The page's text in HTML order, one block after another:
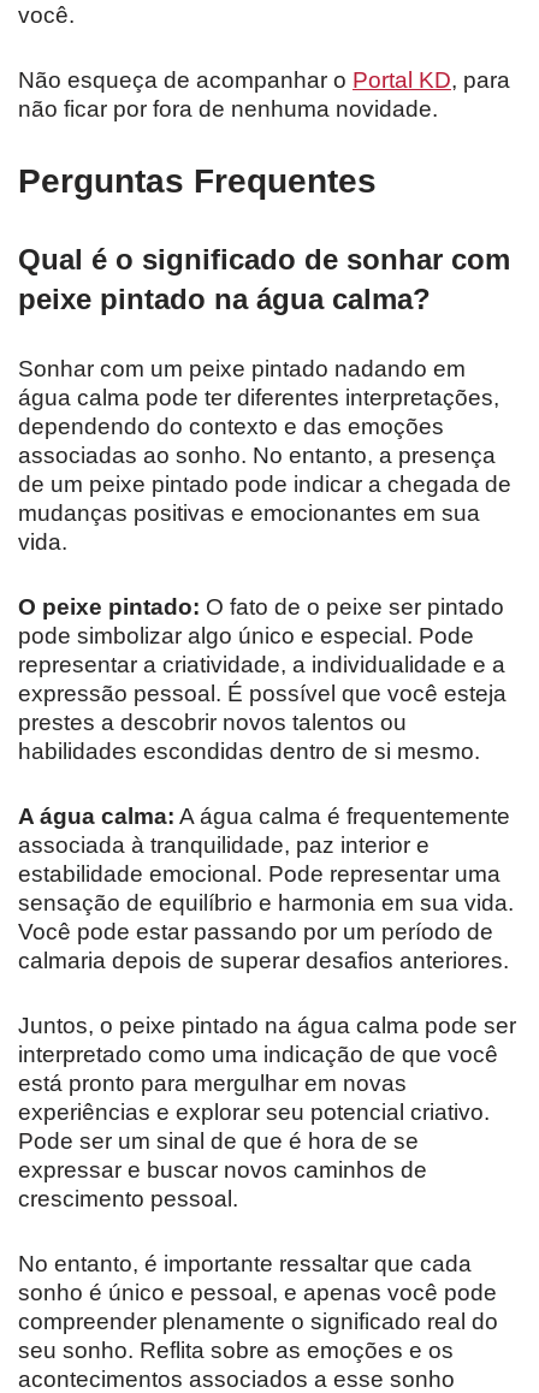
você.
Não esqueça de acompanhar o Portal KD, para
não ficar por fora de nenhuma novidade.
Perguntas Frequentes
Qual é o significado de sonhar com
peixe pintado na água calma?
Sonhar com um peixe pintado nadando em
água calma pode ter diferentes interpretações,
dependendo do contexto e das emoções
associadas ao sonho. No entanto, a presença
de um peixe pintado pode indicar a chegada de
mudanças positivas e emocionantes em sua
vida.
O peixe pintado: O fato de o peixe ser pintado
pode simbolizar algo único e especial. Pode
representar a criatividade, a individualidade e a
expressão pessoal. É possível que você esteja
prestes a descobrir novos talentos ou
habilidades escondidas dentro de si mesmo.
A água calma: A água calma é frequentemente
associada à tranquilidade, paz interior e
estabilidade emocional. Pode representar uma
sensação de equilíbrio e harmonia em sua vida.
Você pode estar passando por um período de
calmaria depois de superar desafios anteriores.
Juntos, o peixe pintado na água calma pode ser
interpretado como uma indicação de que você
está pronto para mergulhar em novas
experiências e explorar seu potencial criativo.
Pode ser um sinal de que é hora de se
expressar e buscar novos caminhos de
crescimento pessoal.
No entanto, é importante ressaltar que cada
sonho é único e pessoal, e apenas você pode
compreender plenamente o significado real do
seu sonho. Reflita sobre as emoções e os
acontecimentos associados a esse sonho